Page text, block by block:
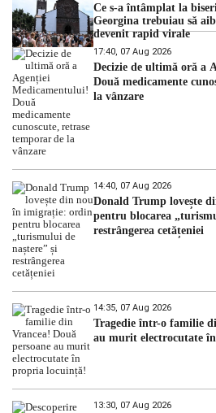
Ce s-a întâmplat la
Georgina trebuiau să
devenit rapid virale
17:40, 07 Aug 2026
Decizie de ultimă oră a
Două medicamente
la vânzare
14:40, 07 Aug 2026
Donald Trump lovește
pentru blocarea
restrângerea cetățeniei
14:35, 07 Aug 2026
Tragedie într-o familie
au murit electrocutate
13:30, 07 Aug 2026